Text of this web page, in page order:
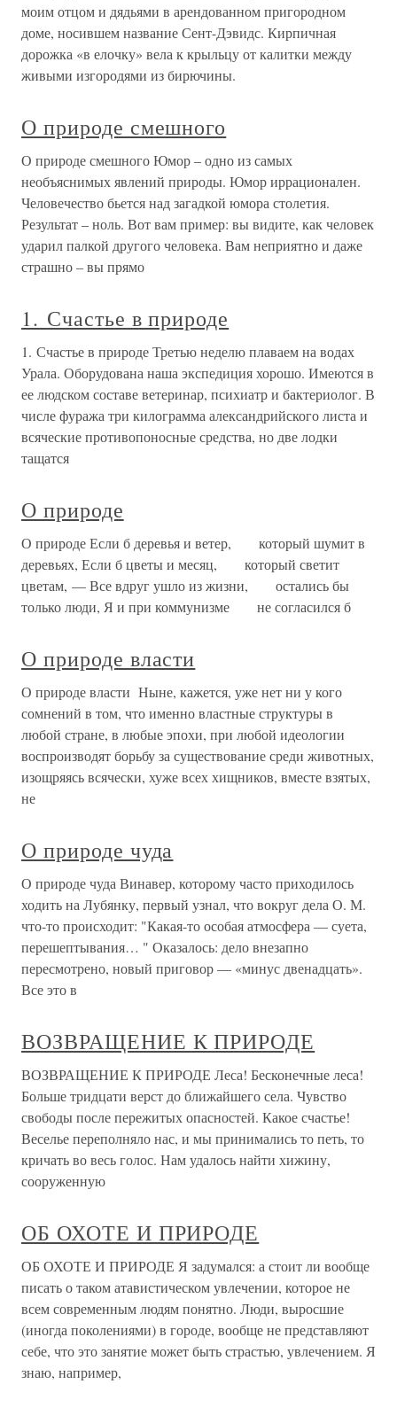
моим отцом и дядьями в арендованном пригородном
доме, носившем название Сент-Дэвидс. Кирпичная
дорожка «в елочку» вела к крыльцу от калитки между
живыми изгородями из бирючины.
О природе смешного
О природе смешного Юмор – одно из самых
необъяснимых явлений природы. Юмор иррационален.
Человечество бьется над загадкой юмора столетия.
Результат – ноль. Вот вам пример: вы видите, как человек
ударил палкой другого человека. Вам неприятно и даже
страшно – вы прямо
1. Счастье в природе
1. Счастье в природе Третью неделю плаваем на водах
Урала. Оборудована наша экспедиция хорошо. Имеются в
ее людском составе ветеринар, психиатр и бактериолог. В
числе фуража три килограмма александрийского листа и
всяческие противопоносные средства, но две лодки
тащатся
О природе
О природе Если б деревья и ветер, который шумит в
деревьях, Если б цветы и месяц, который светит
цветам, — Все вдруг ушло из жизни, остались бы
только люди, Я и при коммунизме не согласился б
О природе власти
О природе власти Ныне, кажется, уже нет ни у кого
сомнений в том, что именно властные структуры в
любой стране, в любые эпохи, при любой идеологии
воспроизводят борьбу за существование среди животных,
изощряясь всячески, хуже всех хищников, вместе взятых,
не
О природе чуда
О природе чуда Винавер, которому часто приходилось
ходить на Лубянку, первый узнал, что вокруг дела О. М.
что-то происходит: "Какая-то особая атмосфера — суета,
перешептывания… " Оказалось: дело внезапно
пересмотрено, новый приговор — «минус двенадцать».
Все это в
ВОЗВРАЩЕНИЕ К ПРИРОДЕ
ВОЗВРАЩЕНИЕ К ПРИРОДЕ Леса! Бесконечные леса!
Больше тридцати верст до ближайшего села. Чувство
свободы после пережитых опасностей. Какое счастье!
Веселье переполняло нас, и мы принимались то петь, то
кричать во весь голос. Нам удалось найти хижину,
сооруженную
ОБ ОХОТЕ И ПРИРОДЕ
ОБ ОХОТЕ И ПРИРОДЕ Я задумался: а стоит ли вообще
писать о таком атавистическом увлечении, которое не
всем современным людям понятно. Люди, выросшие
(иногда поколениями) в городе, вообще не представляют
себе, что это занятие может быть страстью, увлечением. Я
знаю, например,